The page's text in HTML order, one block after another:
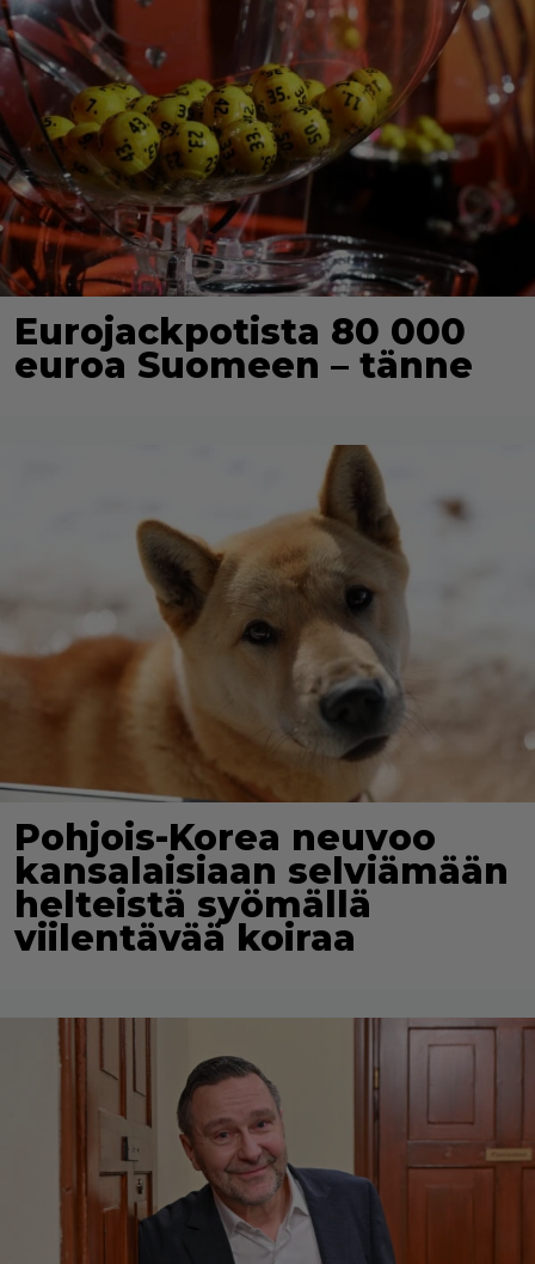
Eurojackpotista 80 000
euroa Suomeen – tänne
Pohjois-Korea neuvoo
kansalaisiaan selviämään
helteistä syömällä
viilentävää koiraa